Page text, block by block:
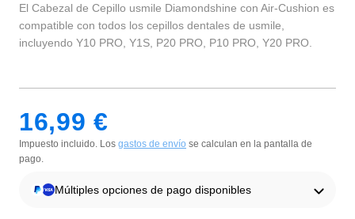
El Cabezal de Cepillo usmile Diamondshine con Air-Cushion es
compatible con todos los cepillos dentales de usmile,
incluyendo Y10 PRO, Y1S, P20 PRO, P10 PRO, Y20 PRO.
16,99 €
Impuesto incluido. Los gastos de envío se calculan en la pantalla de
pago.
Múltiples opciones de pago disponibles